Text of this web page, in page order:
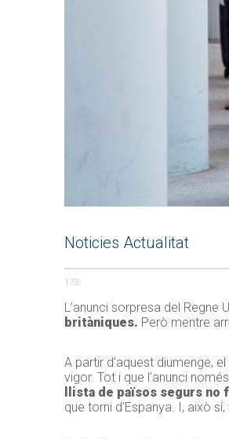
Noticies Actualitat
173
L’anunci sorpresa del Regne
britàniques. Però mentre
A partir d’aquest diumenge,
vigor. Tot i que l’anunci
llista de països segurs
que torni d’Espanya. I, això